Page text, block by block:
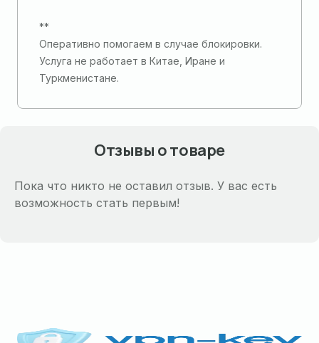
**
Оперативно помогаем в случае блокировки.
Услуга не работает в Китае, Иране и
Туркменистане.
Отзывы о товаре
Пока что никто не оставил отзыв. У вас есть
возможность стать первым!